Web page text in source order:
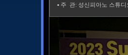
▪️ 주 관: 성신피아노 스튜디